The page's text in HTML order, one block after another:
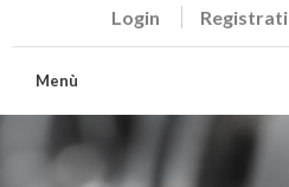
Login Registrati
Menù